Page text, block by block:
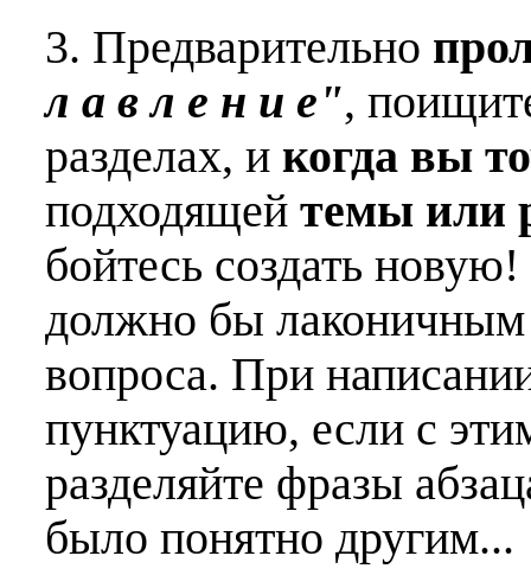
3. Предварительно
л а в л е н и е",
разделах, и когда вы
подходящей темы или
бойтесь создать
должно бы лаконичным
вопроса. При
пунктуацию, если с
разделяйте фразы
было понятно другим...